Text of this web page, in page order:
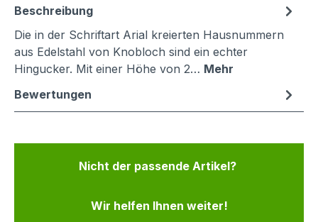
Beschreibung
Die in der Schriftart Arial kreierten Hausnummern
aus Edelstahl von Knobloch sind ein echter
Hingucker. Mit einer Höhe von 2… Mehr
Bewertungen
Nicht der passende Artikel?
Wir helfen Ihnen weiter!